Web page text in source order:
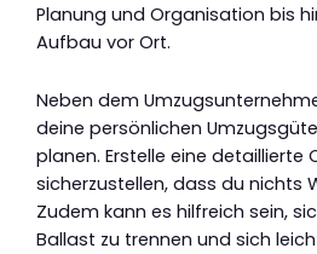
Planung und Organisation bis
Aufbau vor Ort.
Neben dem
deine persönlichen
planen. Erstelle eine detaillierte
sicherzustellen, dass du nichts
Zudem kann es hilfreich sein,
Ballast zu trennen und sich